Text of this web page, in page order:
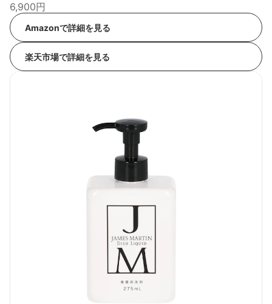
6,900円
Amazonで詳細を見る
楽天市場で詳細を見る